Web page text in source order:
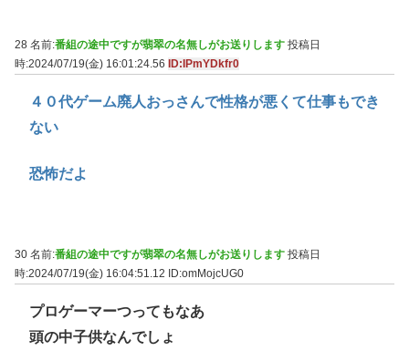
28 名前:番組の途中ですが翡翠の名無しがお送りします 投稿日
時:2024/07/19(金) 16:01:24.56
ID:IPmYDkfr0
４０代ゲーム廃人おっさんで性格が悪くて仕事もでき
ない
恐怖だよ
30 名前:番組の途中ですが翡翠の名無しがお送りします 投稿日
時:2024/07/19(金) 16:04:51.12 ID:omMojcUG0
プロゲーマーつってもなあ
頭の中子供なんでしょ